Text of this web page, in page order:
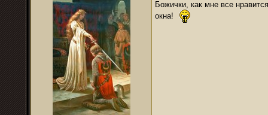
Божички, как мне все
окна!